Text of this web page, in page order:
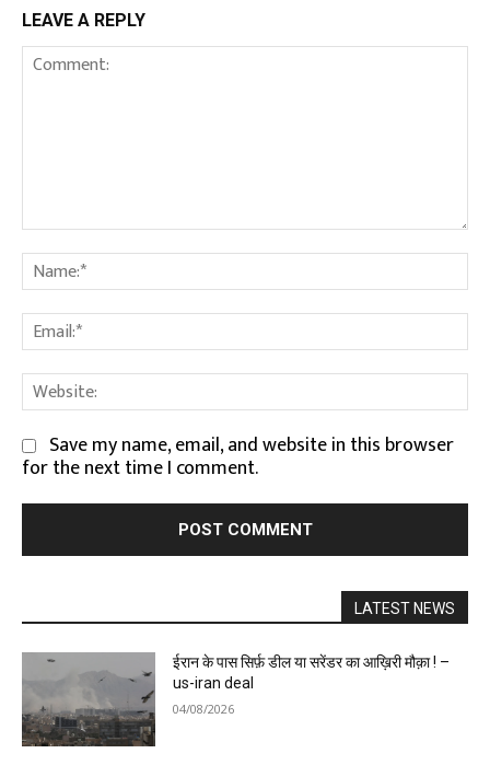
LEAVE A REPLY
Comment:
Save my name, email, and website in this browser
for the next time I comment.
LATEST NEWS
ईरान के पास सिर्फ़ डील या सरेंडर का आख़िरी मौक़ा ! –
us-iran deal
04/08/2026